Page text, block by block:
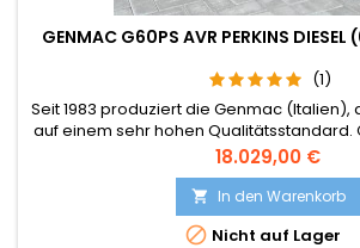
GENMAC G60PS AVR PERKINS
(1)
Seit 1983 produziert die Genmac
auf einem sehr hohen
sind zuverlässig, langlebig, stark,
konkurrenzfähig. Auch das Design ist
der Jahre Genmac unterscheidbar sind
Produkte, dem know-how und
Preis
18.029,00 €
 In den Warenkorb
 Nicht auf Lager